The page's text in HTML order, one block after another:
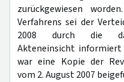
zurückgewiesen
Verfahrens sei der
2008 durch die
Akteneinsicht informiert
war eine Kopie der
vom 2. August 2007